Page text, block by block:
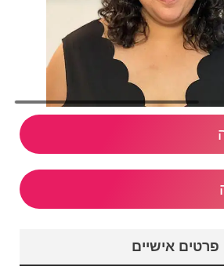
פרטים אישיים